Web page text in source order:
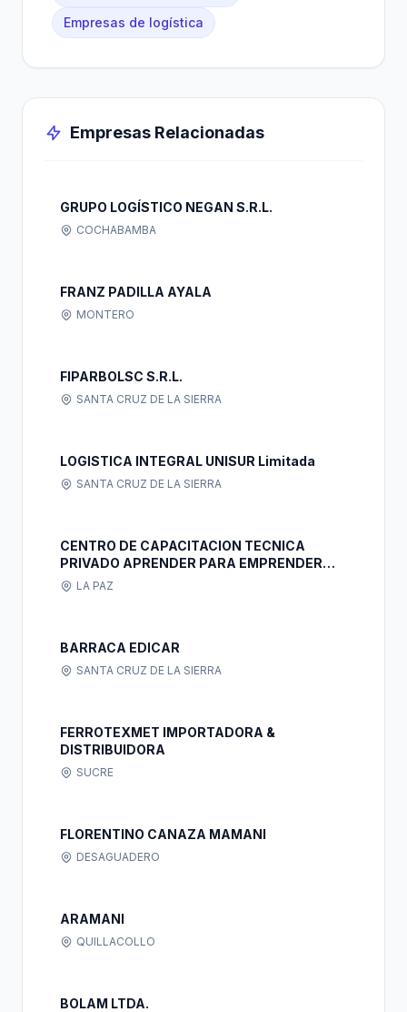
Empresas de logística
Empresas Relacionadas
GRUPO LOGÍSTICO NEGAN S.R.L.
COCHABAMBA
FRANZ PADILLA AYALA
MONTERO
FIPARBOLSC S.R.L.
SANTA CRUZ DE LA SIERRA
LOGISTICA INTEGRAL UNISUR Limitada
SANTA CRUZ DE LA SIERRA
CENTRO DE CAPACITACION TECNICA
PRIVADO APRENDER PARA EMPRENDER
CECAPE
LA PAZ
BARRACA EDICAR
SANTA CRUZ DE LA SIERRA
FERROTEXMET IMPORTADORA &
DISTRIBUIDORA
SUCRE
FLORENTINO CANAZA MAMANI
DESAGUADERO
ARAMANI
QUILLACOLLO
BOLAM LTDA.